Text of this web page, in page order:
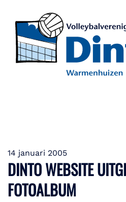
14 januari 2005
DINTO WEBSITE
FOTOALBUM